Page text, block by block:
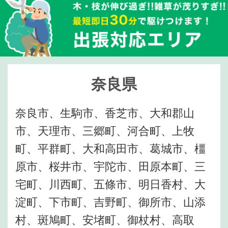
奈良県
奈良市、生駒市、香芝市、大和郡山
市、天理市、三郷町、河合町、上牧
町、平群町、大和高田市、葛城市、橿
原市、桜井市、宇陀市、田原本町、三
宅町、川西町、五條市、明日香村、大
淀町、下市町、吉野町、御所市、山添
村、斑鳩町、安堵町、御杖村、高取